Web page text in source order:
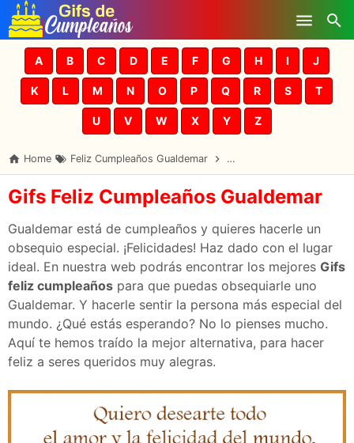
Skip to main content
A B C D E F G H I J
K L M N O P Q R S T
U V W X Y Z
Home Feliz Cumpleaños Gualdemar Gifs Cumpleaños
Gifs Feliz Cumpleaños Gualdemar
Gualdemar está de cumpleaños y quieres hacerle un
obsequio especial. ¡Felicidades! Haz dado con el lugar
ideal. En nuestra web podrás encontrar los mejores Gifs
feliz cumpleaños para que puedas obsequiarle uno
Gualdemar. Y hacerle sentir la persona más especial del
mundo. ¿Qué estás esperando? No lo pienses mucho.
Aquí te hemos traído la mejor alternativa, para hacer
feliz a seres queridos muy alegras.